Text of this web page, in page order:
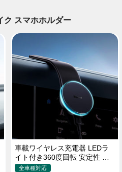
ク スマホホルダー
車載ワイヤレス充電器 LEDラ
イト付き360度回転 安定性 粘
着ゲル吸盤＆エアコン吹き出し
全車種対応